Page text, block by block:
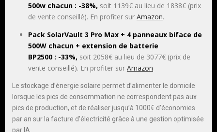
500w chacun : -38%, soit 1139€ au lieu de 1838€ (prix
de vente conseillé). En profiter sur Amazon.
Pack SolarVault 3 Pro Max + 4 panneaux biface de
500W chacun + extension de batterie
BP2500 : -33%, soit 2058€ au lieu de 3077€ (prix de
vente conseillé). En profiter sur Amazon
Le stockage d’énergie solaire permet d’alimenter le domicile
lorsque les pics de consommation ne correspondent pas aux
pics de production, et de réaliser jusqu’à 1000€ d’économies
par an sur la facture d’électricité grâce à une gestion optimisée
par IA.